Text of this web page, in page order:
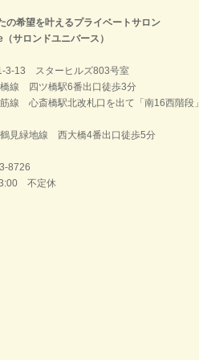
の希望を叶えるプライベートサロン
サロンドユニバース）
3-13 スターヒルズ803号室
線 四ツ橋駅6番出口徒歩3分
線 心斎橋駅北改札口を出て「南16西階段」
見緑地線 西大橋4番出口徒歩5分
8726
不定休